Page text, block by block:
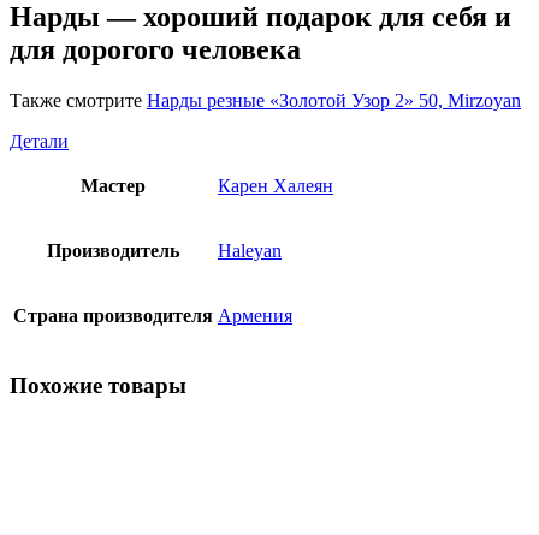
Нарды — хороший подарок для себя и
для дорогого человека
Также смотрите Нарды резные «Золотой Узор 2» 50, Mirzoyan
Детали
Мастер Карен Халеян
Производитель Haleyan
Страна производителя Армения
Похожие товары